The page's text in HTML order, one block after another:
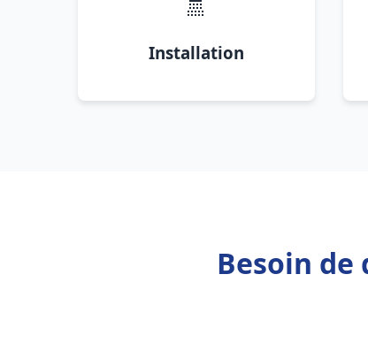
Installation
Besoin de